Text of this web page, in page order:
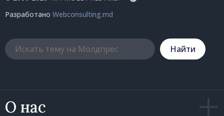
О нас
Разработано Webconsulting.md
Hайти